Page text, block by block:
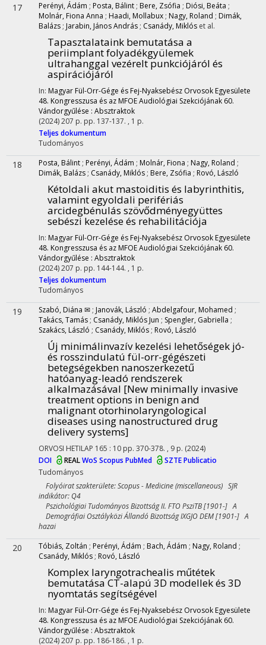
17 Perényi, Ádám ; Posta, Bálint ; Bere, Zsófia ; Diósi, Beáta ;
Molnár, Fiona Anna ; Haadi, Mollabux ; Nagy, Roland ; Dimák,
Balázs ; Jarabin, János András ; Csanády, Miklós et al.
Tapasztalataink bemutatása a
periimplant folyadékgyülemek
ultrahanggal vezérelt punkciójáról és
aspirációjáról
In: Magyar Fül-Orr-Gége és Fej-Nyaksebész Orvosok Egyesülete
48. Kongresszusa és az MFOE Audiológiai Szekciójának 60.
Vándorgyűlése : Absztraktok
(2024)207 p. pp. 137-137. , 1 p.
Teljes dokumentum
Tudományos
18 Posta, Bálint ; Perényi, Ádám ; Molnár, Fiona ; Nagy, Roland ;
Dimák, Balázs ; Csanády, Miklós ; Bere, Zsófia ; Rovó, László
Kétoldali akut mastoiditis és labyrinthitis,
valamint egyoldali perifériás
arcidegbénulás szövődményegyüttes
sebészi kezelése és rehabilitációja
In: Magyar Fül-Orr-Gége és Fej-Nyaksebész Orvosok Egyesülete
48. Kongresszusa és az MFOE Audiológiai Szekciójának 60.
Vándorgyűlése : Absztraktok
(2024)207 p. pp. 144-144. , 1 p.
Teljes dokumentum
Tudományos
19 Szabó, Diána ✉ ; Janovák, László ; Abdelgafour, Mohamed ;
Takács, Tamás ; Csanády, Miklós Jun ; Spengler, Gabriella ;
Szakács, László ; Csanády, Miklós ; Rovó, László
Új minimálinvazív kezelési lehetőségek jó-
és rosszindulatú fül-orr-gégészeti
betegségekben nanoszerkezetű
hatóanyag-leadó rendszerek
alkalmazásával [New minimally invasive
treatment options in benign and
malignant otorhinolaryngological
diseases using nanostructured drug
delivery systems]
ORVOSI HETILAP 165 : 10 pp. 370-378. , 9 p. (2024)
DOI
REALWoS Scopus PubMed
SZTE Publicatio
Tudományos
Folyóirat szakterülete: Scopus - Medicine (miscellaneous) SJR
indikátor: Q4
Pszichológiai Tudományos Bizottság II. FTO PsziTB [1901-] A
Demográfiai Osztályközi Állandó Bizottság IXGJO DEM [1901-] A
hazai
20 Tóbiás, Zoltán ; Perényi, Ádám ; Bach, Ádám ; Nagy, Roland ;
Csanády, Miklós ; Rovó, László
Komplex laryngotrachealis műtétek
bemutatása CT-alapú 3D modellek és 3D
nyomtatás segítségével
In: Magyar Fül-Orr-Gége és Fej-Nyaksebész Orvosok Egyesülete
48. Kongresszusa és az MFOE Audiológiai Szekciójának 60.
Vándorgyűlése : Absztraktok
(2024)207 p. pp. 186-186. , 1 p.